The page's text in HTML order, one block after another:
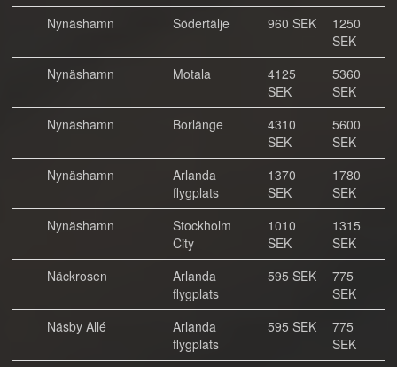
Nynäshamn
Södertälje 960 SEK
1250
SEK
Nynäshamn
Motala
4125
SEK
5360
SEK
Nynäshamn
Borlänge
4310
SEK
5600
SEK
Nynäshamn
Arlanda
flygplats
1370
SEK
1780
SEK
Nynäshamn
Stockholm
City
1010
SEK
1315
SEK
Näckrosen
Arlanda
flygplats
595 SEK
775
SEK
Näsby Allé
Arlanda
flygplats
595 SEK
775
SEK